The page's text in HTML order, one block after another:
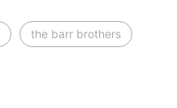
the barr brothers